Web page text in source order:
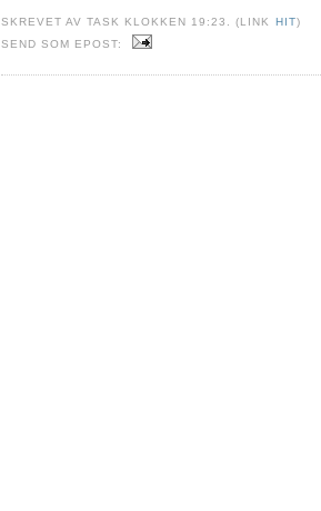
SKREVET AV TASK KLOKKEN 19:23. (LINK HIT)
SEND SOM EPOST: